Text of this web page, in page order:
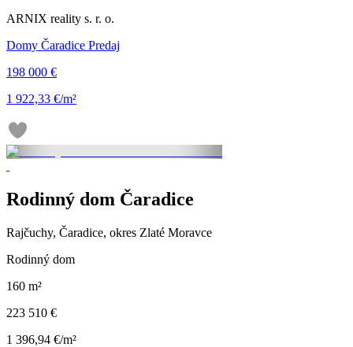
ARNIX reality s. r. o.
Domy Čaradice Predaj
198 000 €
1 922,33 €/m²
Rodinný dom Čaradice
Rajčuchy, Čaradice, okres Zlaté Moravce
Rodinný dom
160 m²
223 510 €
1 396,94 €/m²